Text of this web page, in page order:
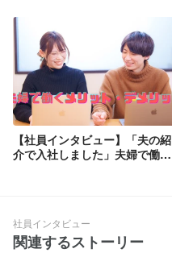
【社員インタビュー】「夫の紹
介で入社しました」夫婦で働く
社員インタビュー
関連するストーリー